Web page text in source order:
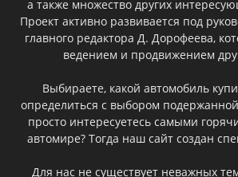
а также множество других
Проект активно развивается под
главного редактора Д. Дорофеева,
ведением и продвижением
Выбираете, какой автомобиль
определиться с выбором
просто интересуетесь самыми
автомире? Тогда наш сайт создан
Для нас не существует неважных